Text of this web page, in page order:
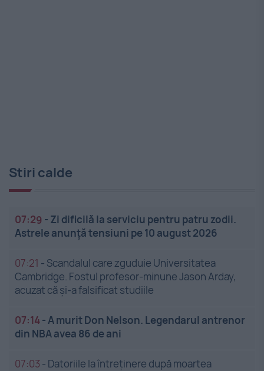
Stiri calde
07:29 - Zi dificilă la serviciu pentru patru zodii.
Astrele anunță tensiuni pe 10 august 2026
07:21 - Scandalul care zguduie Universitatea
Cambridge. Fostul profesor-minune Jason Arday,
acuzat că și-a falsificat studiile
07:14-A murit Don Nelson. Legendarul antrenor
din NBA avea 86 de ani
07:03 - Datoriile la întreținere după moartea